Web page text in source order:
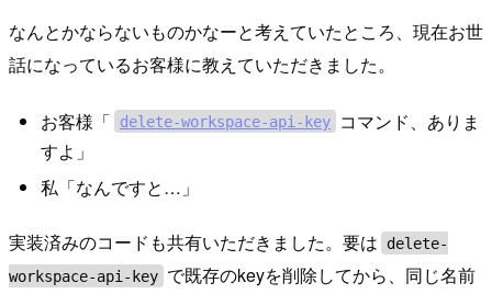
なんとかならないものかなーと考えていたところ、現在お世
話になっているお客様に教えていただきました。
お客様「 delete-workspace-api-key
コマンド、ありま
すよ」
私「なんですと…」
実装済みのコードも共有いただきました。要は
delete-
workspace-api-key で既存のkeyを削除してから、同じ名前